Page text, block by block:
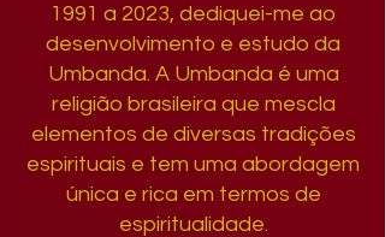
1991 a 2023, dediquei-me ao
desenvolvimento e estudo da
Umbanda. A Umbanda é uma
religião brasileira que mescla
elementos de diversas tradições
espirituais e tem uma abordagem
única e rica em termos de
espiritualidade.